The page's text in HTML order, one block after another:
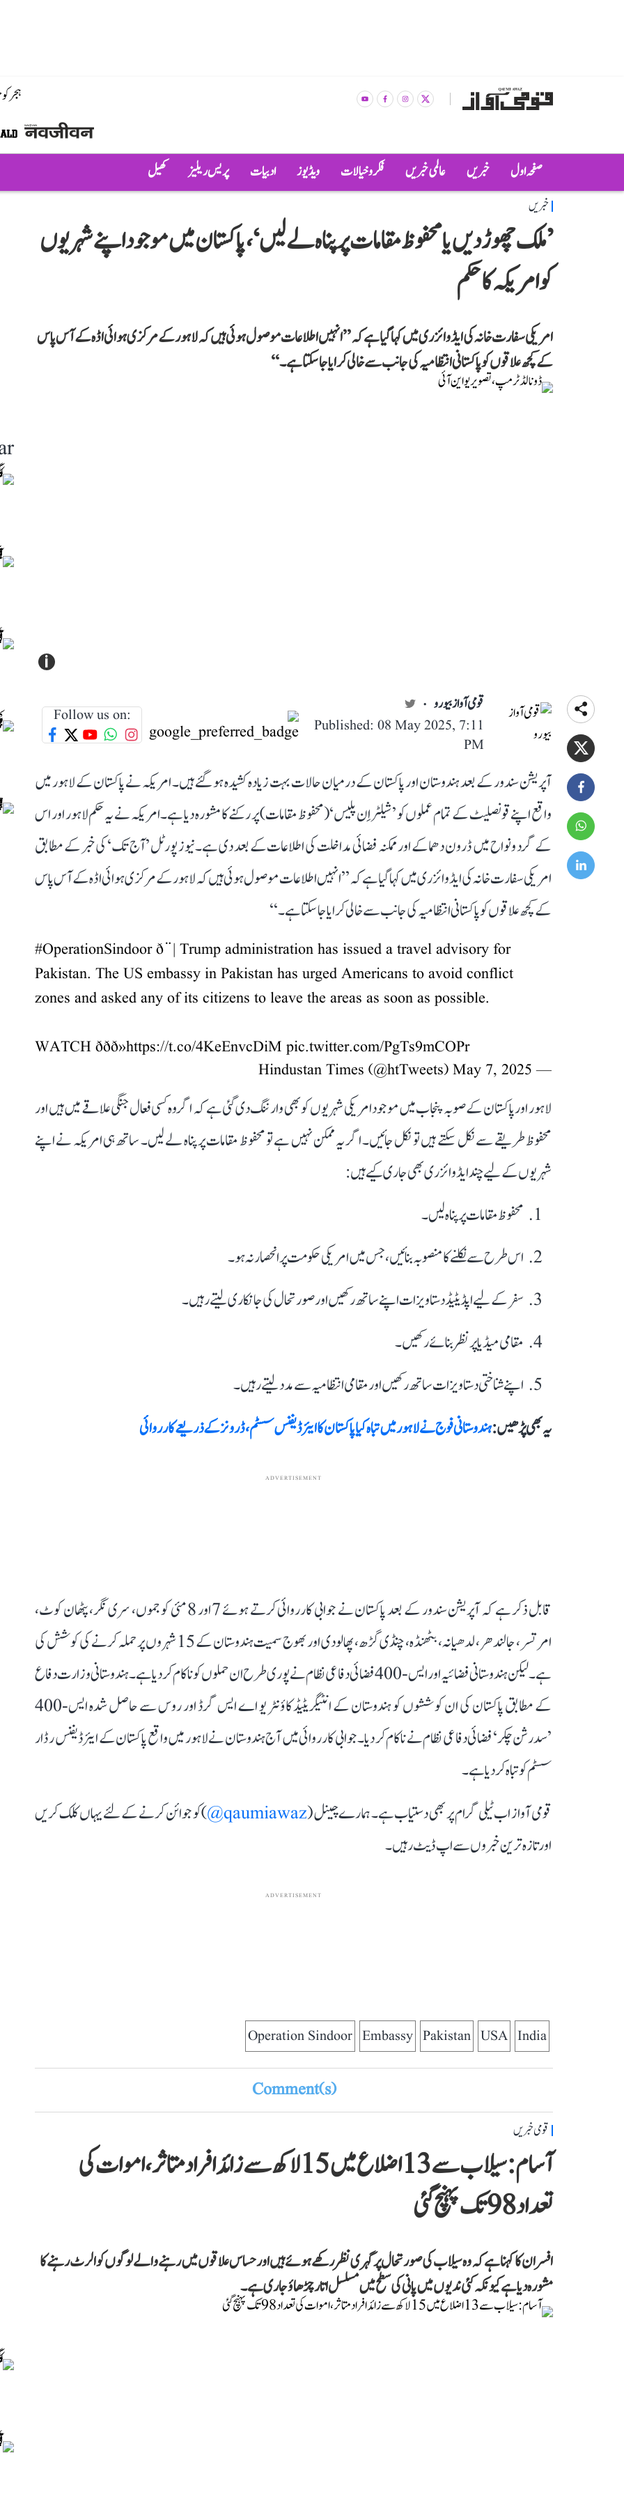
ہجر
صفحہ اول خبریں عالمی خبریں فکر و خیالات ویڈیوز ادبیات پریس ریلیز کھیل
خبریں
’ملک چھوڑ دیں یا محفوظ مقامات پر پناہ لے لیں‘، پاکستان میں موجود اپنے شہریوں
کو امریکہ کا حکم
امریکی سفارت خانہ کی ایڈوائزری میں کہا گیا ہے کہ ’’انہیں اطلاعات موصول ہوئی ہیں کہ لاہور کے مرکزی ہوائی اڈہ کے آس پاس
کے کچھ علاقوں کو پاکستانی انتظامیہ کی جانب سے خالی کرایا جا سکتا ہے۔‘‘
i
قومی آواز بیورو
Published: 08 May 2025, 7:11
PM
Follow us on:
آپریشن سندور کے بعد ہندوستان اور پاکستان کے درمیان حالات بہت زیادہ کشیدہ ہو گئے ہیں۔ امریکہ نے پاکستان کے لاہور میں
واقع اپنے قونصلیٹ کے تمام عملوں کو ’شیلٹر اِن پلیس‘ (محفوظ مقامات) پر رکنے کا مشورہ دیا ہے۔ امریکہ نے یہ حکم لاہور اور اس
کے گرد و نواح میں ڈرون دھماکے اور ممکنہ فضائی مداخلت کی اطلاعات کے بعد دی ہے۔ نیوز پورٹل ’آج تک‘ کی خبر کے مطابق
امریکی سفارت خانہ کی ایڈوائزری میں کہا گیا ہے کہ ’’انہیں اطلاعات موصول ہوئی ہیں کہ لاہور کے مرکزی ہوائی اڈہ کے آس پاس
کے کچھ علاقوں کو پاکستانی انتظامیہ کی جانب سے خالی کرایا جا سکتا ہے۔‘‘
#OperationSindoorð¨| Trump administration has issued a travel advisory for
Pakistan. The US embassy in Pakistan has urged Americans to avoid conflict
zones and asked any of its citizens to leave the areas as soon as possible.
WATCH ððð»https://t.co/4KeEnvcDiM pic.twitter.com/PgTs9mCOPr
— Hindustan Times (@htTweets)
May 7, 2025
لاہور اور پاکستان کے صوبہ پنجاب میں موجود امریکی شہریوں کو بھی وارننگ دی گئی ہے کہ اگر وہ کسی فعال جنگی علاقے میں ہیں اور
محفوظ طریقے سے نکل سکتے ہیں تو نکل جائیں۔ اگر یہ ممکن نہیں ہے تو محفوظ مقامات پر پناہ لے لیں۔ ساتھ ہی امریکہ نے اپنے
شہریوں کے لیے چند ایڈوائزری بھی جاری کیے ہیں:
محفوظ مقامات پر پناہ لیں۔
اس طرح سے نکلنے کا منصوبہ بنائیں، جس میں امریکی حکومت پر انحصار نہ ہو۔
سفر کے لیے اپڈیٹیڈ دستاویزات اپنے ساتھ رکھیں اور صورتحال کی جانکاری لیتے رہیں۔
مقامی میڈیا پر نظر بنائے رکھیں۔
اپنے شناختی دستاویزات ساتھ رکھیں اور مقامی انتظامیہ سے مدد لیتے رہیں۔
یہ بھی پڑھیں :ہندوستانی فوج نے لاہور میں تباہ کیا پاکستان کا ایئر ڈیفنس سسٹم، ڈرونز کے ذریعے کارروائی
ADVERTISEMENT
قابل ذکر ہے کہ آپریشن سندور کے بعد پاکستان نے جوابی کارروائی کرتے ہوئے 7 اور 8 مئی کو جموں، سری نگر، پٹھان کوٹ،
امرتسر، جالندھر، لدھیانہ، بٹھنڈہ، چنڈی گڑھ، پھالودی اور بھوج سمیت ہندوستان کے 15 شہروں پر حملہ کرنے کی کوشش کی
ہے۔ لیکن ہندوستانی فضائیہ اور ایس-400 فضائی دفاعی نظام نے پوری طرح ان حملوں کو ناکام کر دیا ہے۔ ہندوستانی وزارت دفاع
کے مطابق پاکستان کی ان کوششوں کو ہندوستان کے انٹیگریٹیڈ کاؤنٹر یو اے ایس گرڈ اور روس سے حاصل شدہ ایس-400
’سدرشن چکر‘ فضائی دفاعی نظام نے ناکام کر دیا۔ جوابی کارروائی میں آج ہندوستان نے لاہور میں واقع پاکستان کے ایئر ڈیفنس رڈار
سسٹم کو تباہ کر دیا ہے۔
قومی آواز اب ٹیلی گرام پر بھی دستیاب ہے۔ ہمارے چینل (qaumiawaz@
) کو جوائن کرنے کے لئے یہاں کلک کریں
اور تازہ ترین خبروں سے اپ ڈیٹ رہیں۔
ADVERTISEMENT
India
USA
Pakistan
Embassy
Operation Sindoor
Comment(s)
قومی خبریں
آسام: سیلاب سے 13 اضلاع میں 15 لاکھ سے زائد افراد متاثر، اموات کی
تعداد 98 تک پہنچ گئی
افسران کا کہنا ہے کہ وہ سیلاب کی صورتحال پر گہری نظر رکھے ہوئے ہیں اور حساس علاقوں میں رہنے والے لوگوں کو الرٹ رہنے کا
مشورہ دیا ہے کیونکہ کئی ندیوں میں پانی کی سطح میں مسلسل اتار چڑھاؤ جاری ہے۔